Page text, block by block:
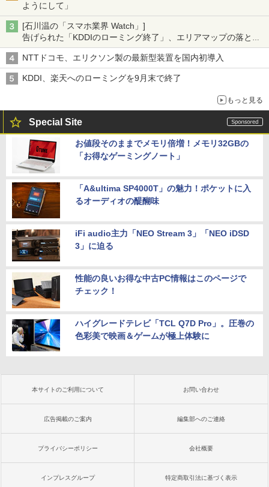
ようにして」
[石川温の「スマホ業界 Watch」]
告げられた「KDDIのローミング終了」、エリアマップの落とし
穴と楽天モバイルの課題
NTTドコモ、エリクソン製の最新型装置を国内初導入
KDDI、楽天へのローミングを9月末で終了
もっと見る
Special Site
お値段そのままでメモリ倍増！メモリ32GBの
「お得なゲーミングノート」
「A&ultima SP4000T」の魅力！ポケットに入
るオーディオの醍醐味
iFi audio主力「NEO Stream 3」「NEO iDSD
3」に迫る
性能の良いお得な中古PC情報はこのページで
チェック！
ハイグレードテレビ「TCL Q7D Pro」。圧巻の
色彩美で映画＆ゲームが極上体験に
本サイトのご利用について お問い合わせ
広告掲載のご案内 編集部へのご連絡
プライバシーポリシー 会社概要
インプレスグループ 特定商取引法に基づく表示